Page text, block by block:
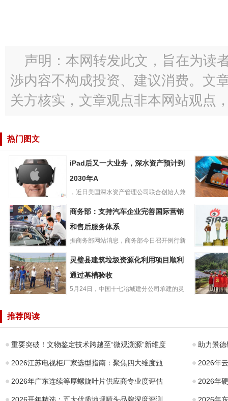
声明：本网转发此文，旨在为读
渉内容不构成投资、建议消费。文
关方核实，文章观点非本网站观点
热门图文
iPad后又一大业
务，深水资产预
计到2030年A
iPad后又一大业务，深水资产预计到
2030年A
，近日美国深水资产管理公司联合创始人兼
版平板开
商务部：支持汽
车企业完善国际
营销和售后服务
体系
商务部：支持汽车企业完善国际营销
和售后服务体系
据商务部网站消息，商务部今日召开例行新
微博2023
度净营收
美元，同
资源化利用项目
灵璧县建筑垃圾资源化利用项目顺利
通过基槽验收
5月24日，中国十七冶城建分公司承建的灵
推荐阅读
重要突破！文物鉴定技术跨越至“微观溯源”新维度 助力景
2026江苏电视柜厂家选型指南：聚焦四大维度甄 2026年
2026年广东连续等厚螺旋叶片供应商专业度评估 2026年
2026开年精选：五大优质地埋喷头品牌深度评测 2026年